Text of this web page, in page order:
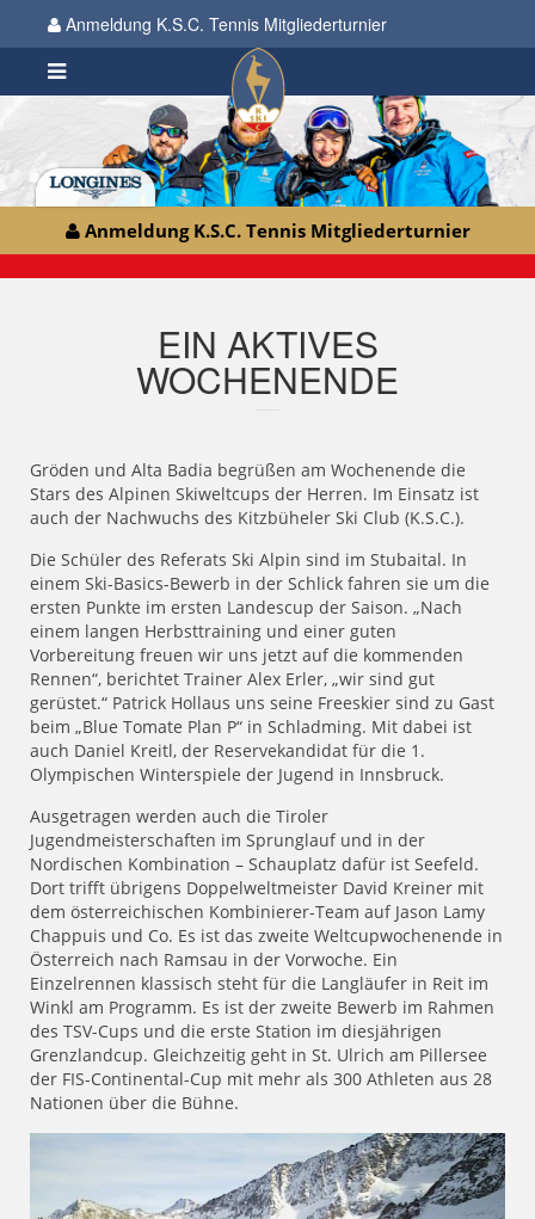
Anmeldung K.S.C. Tennis Mitgliederturnier
Anmeldung K.S.C. Tennis Mitgliederturnier
EIN AKTIVES
WOCHENENDE
Gröden und Alta Badia begrüßen am Wochenende die
Stars des Alpinen Skiweltcups der Herren. Im Einsatz ist
auch der Nachwuchs des Kitzbüheler Ski Club (K.S.C.).
Die Schüler des Referats Ski Alpin sind im Stubaital. In
einem Ski-Basics-Bewerb in der Schlick fahren sie um die
ersten Punkte im ersten Landescup der Saison. „Nach
einem langen Herbsttraining und einer guten
Vorbereitung freuen wir uns jetzt auf die kommenden
Rennen“, berichtet Trainer Alex Erler, „wir sind gut
gerüstet.“ Patrick Hollaus uns seine Freeskier sind zu Gast
beim „Blue Tomate Plan P“ in Schladming. Mit dabei ist
auch Daniel Kreitl, der Reservekandidat für die 1.
Olympischen Winterspiele der Jugend in Innsbruck.
Ausgetragen werden auch die Tiroler
Jugendmeisterschaften im Sprunglauf und in der
Nordischen Kombination – Schauplatz dafür ist Seefeld.
Dort trifft übrigens Doppelweltmeister David Kreiner mit
dem österreichischen Kombinierer-Team auf Jason Lamy
Chappuis und Co. Es ist das zweite Weltcupwochenende in
Österreich nach Ramsau in der Vorwoche. Ein
Einzelrennen klassisch steht für die Langläufer in Reit im
Winkl am Programm. Es ist der zweite Bewerb im Rahmen
des TSV-Cups und die erste Station im diesjährigen
Grenzlandcup. Gleichzeitig geht in St. Ulrich am Pillersee
der FIS-Continental-Cup mit mehr als 300 Athleten aus 28
Nationen über die Bühne.